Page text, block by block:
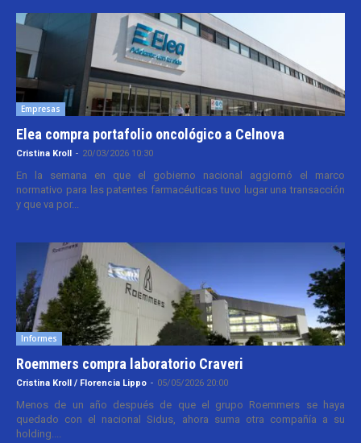
Empresas
Elea compra portafolio oncológico a Celnova
Cristina Kroll - 20/03/2026 10:30
En la semana en que el gobierno nacional aggiornó el marco
normativo para las patentes farmacéuticas tuvo lugar una transacción
y que va por...
Informes
Roemmers compra laboratorio Craveri
Cristina Kroll / Florencia Lippo - 05/05/2026 20:00
Menos de un año después de que el grupo Roemmers se haya
quedado con el nacional Sidus, ahora suma otra compañía a su
holding....